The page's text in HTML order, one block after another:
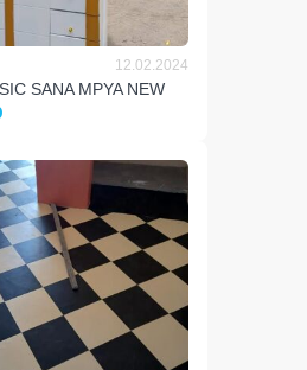
12.02.2024
SANA MPYA NEW